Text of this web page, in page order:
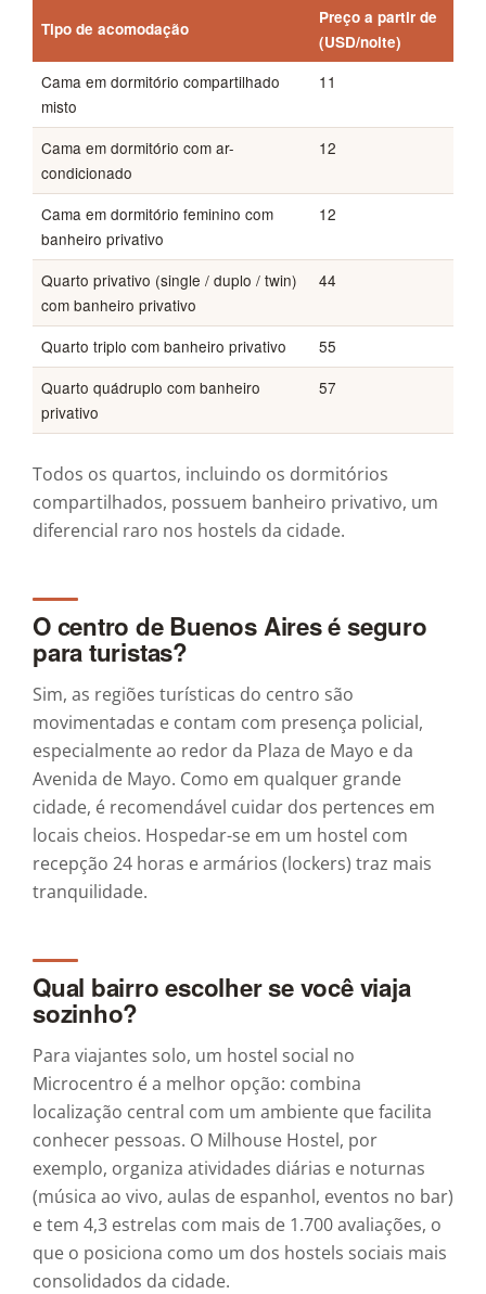
Tipo de acomodação
Preço a partir de
(USD/noite)
Cama em dormitório compartilhado
misto
11
Cama em dormitório com ar-
condicionado
12
Cama em dormitório feminino com
banheiro privativo
12
Quarto privativo (single / duplo / twin)
com banheiro privativo
44
Quarto triplo com banheiro privativo
55
Quarto quádruplo com banheiro
privativo
57
Todos os quartos, incluindo os dormitórios
compartilhados, possuem banheiro privativo, um
diferencial raro nos hostels da cidade.
O centro de Buenos Aires é seguro
para turistas?
Sim, as regiões turísticas do centro são
movimentadas e contam com presença policial,
especialmente ao redor da Plaza de Mayo e da
Avenida de Mayo. Como em qualquer grande
cidade, é recomendável cuidar dos pertences em
locais cheios. Hospedar-se em um hostel com
recepção 24 horas e armários (lockers) traz mais
tranquilidade.
Qual bairro escolher se você viaja
sozinho?
Para viajantes solo, um hostel social no
Microcentro é a melhor opção: combina
localização central com um ambiente que facilita
conhecer pessoas. O Milhouse Hostel, por
exemplo, organiza atividades diárias e noturnas
(música ao vivo, aulas de espanhol, eventos no bar)
e tem 4,3 estrelas com mais de 1.700 avaliações, o
que o posiciona como um dos hostels sociais mais
consolidados da cidade.